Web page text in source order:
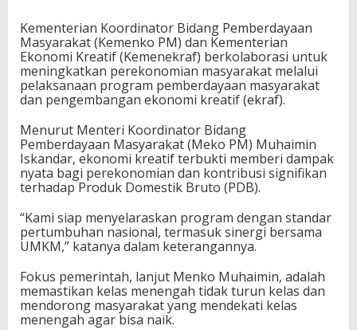
Kementerian Koordinator Bidang Pemberdayaan
Masyarakat (Kemenko PM) dan Kementerian
Ekonomi Kreatif (Kemenekraf) berkolaborasi untuk
meningkatkan perekonomian masyarakat melalui
pelaksanaan program pemberdayaan masyarakat
dan pengembangan ekonomi kreatif (ekraf).
Menurut Menteri Koordinator Bidang
Pemberdayaan Masyarakat (Meko PM) Muhaimin
Iskandar, ekonomi kreatif terbukti memberi dampak
nyata bagi perekonomian dan kontribusi signifikan
terhadap Produk Domestik Bruto (PDB).
“Kami siap menyelaraskan program dengan standar
pertumbuhan nasional, termasuk sinergi bersama
UMKM,” katanya dalam keterangannya.
Fokus pemerintah, lanjut Menko Muhaimin, adalah
memastikan kelas menengah tidak turun kelas dan
mendorong masyarakat yang mendekati kelas
menengah agar bisa naik.